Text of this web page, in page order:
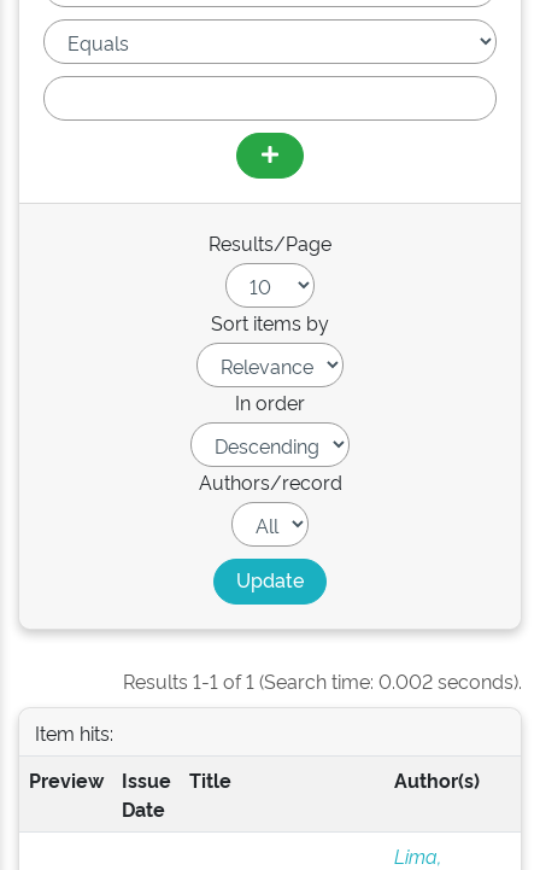
Results/Page
Sort items by
In order
Authors/record
Results 1-1 of 1 (Search time: 0.002 seconds).
Item hits:
Preview
Issue
Date
Title Author(s)
Lima,